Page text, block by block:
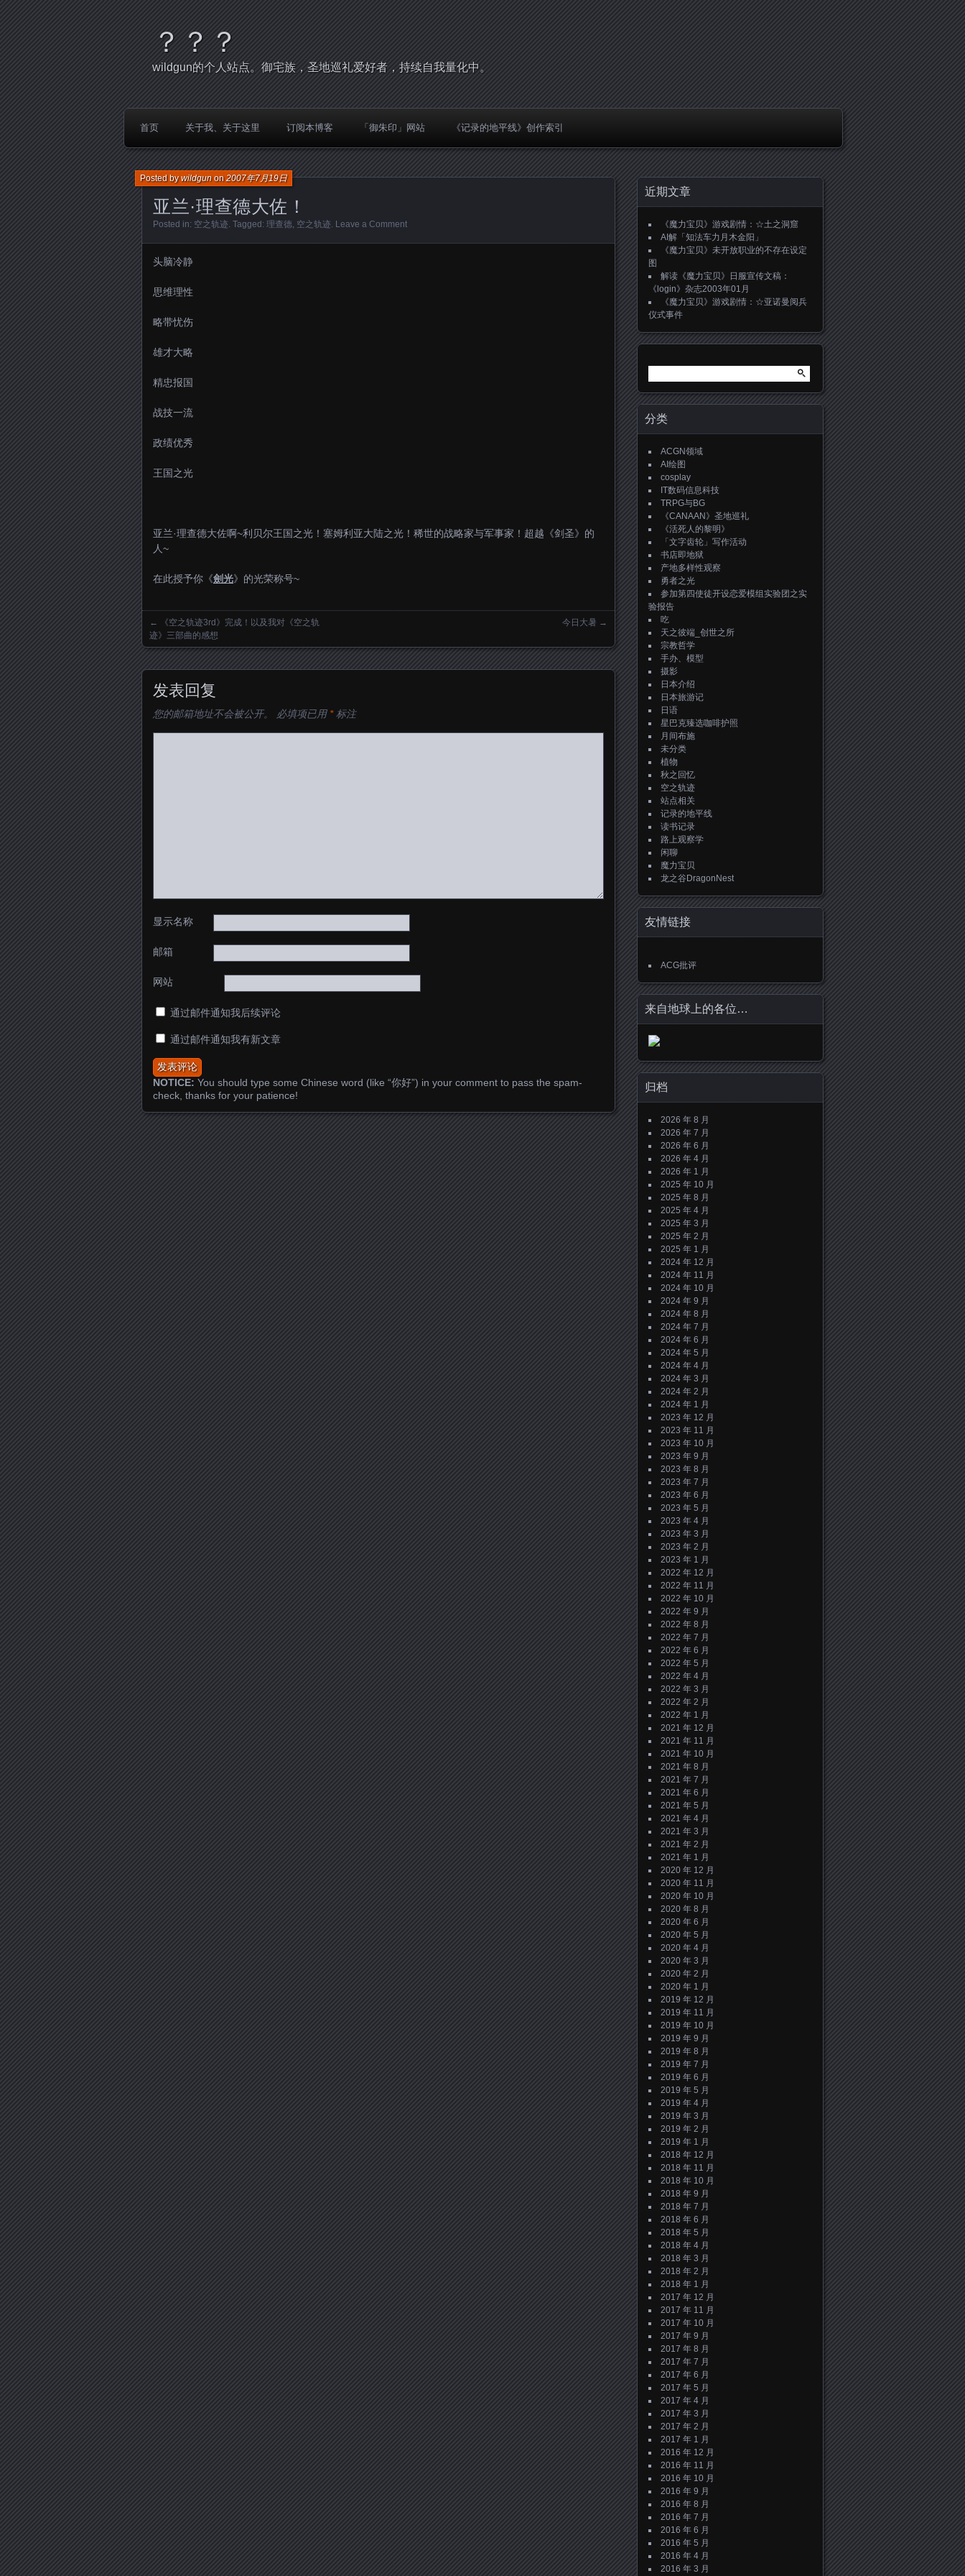
？？？
wildgun的个人站点。御宅族，圣地巡礼爱好者，持续自我量化中。
首页 关于我、关于这里 订阅本博客 「御朱印」网站 《记录的地平线》创作索引
亚兰·理查德大佐！
Posted bywildgunon2007年7月19日
Posted in: 空之轨迹. Tagged: 理查德, 空之轨迹. Leave a Comment
头脑冷静
思维理性
略带忧伤
雄才大略
精忠报国
战技一流
政绩优秀
王国之光
亚兰·理查德大佐啊~利贝尔王国之光！塞姆利亚大陆之光！稀世的战略家与军事家！超越《剑圣》的
人~
在此授予你《劍光》的光荣称号~
Posts navigation
←
《空之轨迹3rd》完成！以及我对《空之轨
迹》三部曲的感想
今日大暑 →
发表回复
您的邮箱地址不会被公开。 必填项已用 *标注
显示名称
邮箱
网站
通过邮件通知我后续评论
通过邮件通知我有新文章
NOTICE: You should type some Chinese word (like “你好”) in your comment to pass the spam-
check, thanks for your patience!
近期文章
《魔力宝贝》游戏剧情：☆土之洞窟
AI解「知法车力月木金阳」
《魔力宝贝》未开放职业的不存在设定
图
解读《魔力宝贝》日服宣传文稿：
《login》杂志2003年01月
《魔力宝贝》游戏剧情：☆亚诺曼阅兵
仪式事件
索：
分类
ACGN领域
AI绘图
cosplay
IT数码信息科技
TRPG与BG
《CANAAN》圣地巡礼
《活死人的黎明》
「文字齿轮」写作活动
书店即地狱
产地多样性观察
勇者之光
参加第四使徒开设恋爱模组实验团之实
验报告
吃
天之彼端_创世之所
宗教哲学
手办、模型
摄影
日本介绍
日本旅游记
日语
星巴克臻选咖啡护照
月间布施
未分类
植物
秋之回忆
空之轨迹
站点相关
记录的地平线
读书记录
路上观察学
闲聊
魔力宝贝
龙之谷DragonNest
友情链接
ACG批评
来自地球上的各位…
归档
2026 年 8 月
2026 年 7 月
2026 年 6 月
2026 年 4 月
2026 年 1 月
2025 年 10 月
2025 年 8 月
2025 年 4 月
2025 年 3 月
2025 年 2 月
2025 年 1 月
2024 年 12 月
2024 年 11 月
2024 年 10 月
2024 年 9 月
2024 年 8 月
2024 年 7 月
2024 年 6 月
2024 年 5 月
2024 年 4 月
2024 年 3 月
2024 年 2 月
2024 年 1 月
2023 年 12 月
2023 年 11 月
2023 年 10 月
2023 年 9 月
2023 年 8 月
2023 年 7 月
2023 年 6 月
2023 年 5 月
2023 年 4 月
2023 年 3 月
2023 年 2 月
2023 年 1 月
2022 年 12 月
2022 年 11 月
2022 年 10 月
2022 年 9 月
2022 年 8 月
2022 年 7 月
2022 年 6 月
2022 年 5 月
2022 年 4 月
2022 年 3 月
2022 年 2 月
2022 年 1 月
2021 年 12 月
2021 年 11 月
2021 年 10 月
2021 年 8 月
2021 年 7 月
2021 年 6 月
2021 年 5 月
2021 年 4 月
2021 年 3 月
2021 年 2 月
2021 年 1 月
2020 年 12 月
2020 年 11 月
2020 年 10 月
2020 年 8 月
2020 年 6 月
2020 年 5 月
2020 年 4 月
2020 年 3 月
2020 年 2 月
2020 年 1 月
2019 年 12 月
2019 年 11 月
2019 年 10 月
2019 年 9 月
2019 年 8 月
2019 年 7 月
2019 年 6 月
2019 年 5 月
2019 年 4 月
2019 年 3 月
2019 年 2 月
2019 年 1 月
2018 年 12 月
2018 年 11 月
2018 年 10 月
2018 年 9 月
2018 年 7 月
2018 年 6 月
2018 年 5 月
2018 年 4 月
2018 年 3 月
2018 年 2 月
2018 年 1 月
2017 年 12 月
2017 年 11 月
2017 年 10 月
2017 年 9 月
2017 年 8 月
2017 年 7 月
2017 年 6 月
2017 年 5 月
2017 年 4 月
2017 年 3 月
2017 年 2 月
2017 年 1 月
2016 年 12 月
2016 年 11 月
2016 年 10 月
2016 年 9 月
2016 年 8 月
2016 年 7 月
2016 年 6 月
2016 年 5 月
2016 年 4 月
2016 年 3 月